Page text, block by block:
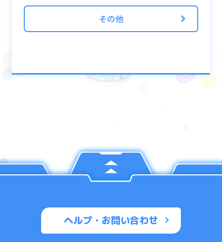
できません
※探索は中断することもできますが、報酬の
その他
ヘルプ・お問い合わせ